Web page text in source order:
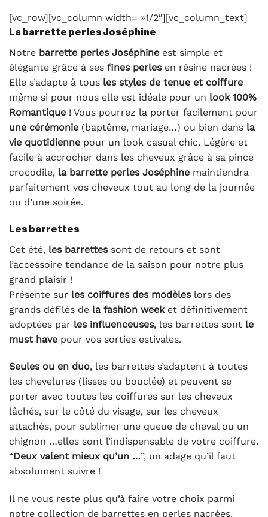
[vc_row][vc_column width= »1/2″][vc_column_text]
La barrette perles Joséphine
Notre barrette perles Joséphine est simple et
élégante grâce à ses fines perlesen résine nacrées !
Elle s’adapte à tous les styles de tenue et coiffure
même si pour nous elle est idéale pour un look 100%
Romantique ! Vous pourrez la porter facilement pour
une cérémonie (baptême, mariage…) ou bien dans la
vie quotidienne pour un look casual chic. Légère et
facile à accrocher dans les cheveux grâce à sa pince
crocodile, la barrette perles Joséphine maintiendra
parfaitement vos cheveux tout au long de la journée
ou d’une soirée.
Les barrettes
Cet été, les barrettessont de retours et sont
l’accessoire tendance de la saison pour notre plus
grand plaisir !
Présente sur les coiffures des modèleslors des
grands défilés de la fashion weeket définitivement
adoptées par les influenceuses, les barrettes sont le
must have pour vos sorties estivales.
Seules ou en duo, les barrettes s’adaptent à toutes
les chevelures (lisses ou bouclée) et peuvent se
porter avec toutes les coiffures sur les cheveux
lâchés, sur le côté du visage, sur les cheveux
attachés, pour sublimer une queue de cheval ou un
chignon …elles sont l’indispensable de votre coiffure.
“Deux valent mieux qu’un …”, un adage qu’il faut
absolument suivre !
Il ne vous reste plus qu’à faire votre choix parmi
notre collection de barrettes en perles nacrées.